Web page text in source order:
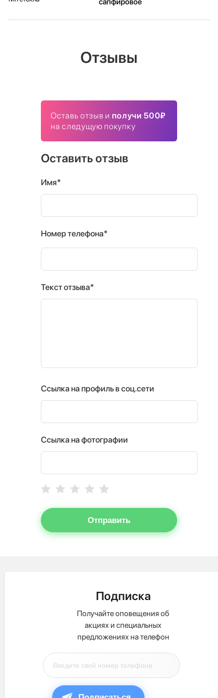
Отзывы
Оставь отзыв и получи 500₽
на следущую покупку
Оставить отзыв
Имя*
Номер телефона*
Текст отзыва*
Ссылка на профиль в соц.сети
Ссылка на фотографии
Отправить
Подписка
Получайте оповещения об
акциях и специальных
предложениях на телефон